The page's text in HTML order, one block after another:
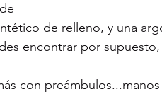
de relleno, y una
encontrar por
con